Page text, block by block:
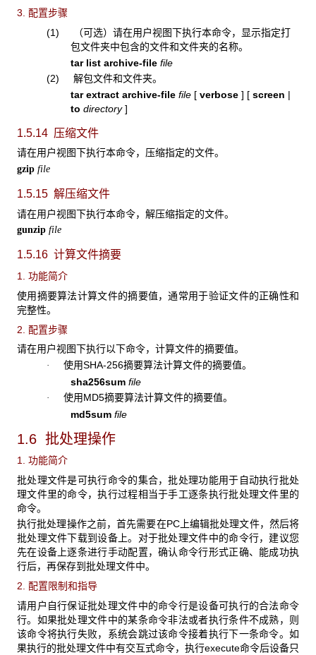
3. 配置步骤
(1) （可选）请在用户视图下执行本命令，显示指定打
包文件夹中包含的文件和文件夹的名称。
tar list archive-filefile
(2) 解包文件和文件夹。
tar extract archive-filefile [ verbose ] [ screen |
to directory ]
1.5.14 压缩文件
请在用户视图下执行本命令，压缩指定的文件。
gzip file
1.5.15 解压缩文件
请在用户视图下执行本命令，解压缩指定的文件。
gunzip file
1.5.16 计算文件摘要
1. 功能简介
使用摘要算法计算文件的摘要值，通常用于验证文件的正确性和
完整性。
2. 配置步骤
请在用户视图下执行以下命令，计算文件的摘要值。
· 使用SHA-256摘要算法计算文件的摘要值。
sha256sum file
· 使用MD5摘要算法计算文件的摘要值。
md5sum file
1.6 批处理操作
1. 功能简介
批处理文件是可执行命令的集合，批处理功能用于自动执行批处
理文件里的命令，执行过程相当于手工逐条执行批处理文件里的
命令。
执行批处理操作之前，首先需要在PC上编辑批处理文件，然后将
批处理文件下载到设备上。对于批处理文件中的命令行，建议您
先在设备上逐条进行手动配置，确认命令行形式正确、能成功执
行后，再保存到批处理文件中。
2. 配置限制和指导
请用户自行保证批处理文件中的命令行是设备可执行的合法命令
行。如果批处理文件中的某条命令非法或者执行条件不成熟，则
该命令将执行失败，系统会跳过该命令接着执行下一条命令。如
果执行的批处理文件中有交互式命令，执行execute命令后设备只